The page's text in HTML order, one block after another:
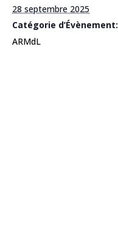
28 septembre 2025
Catégorie d’Évènement:
ARMdL